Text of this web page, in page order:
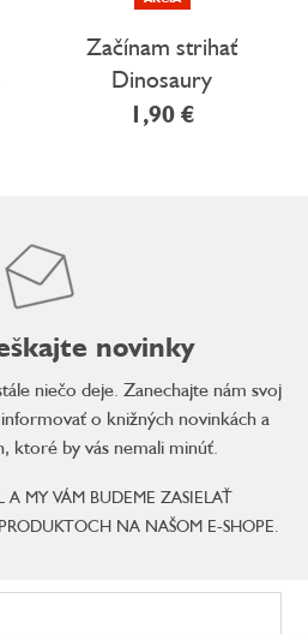
Začínam strihať
Dinosaury
1,90 €
novinky
niečo deje. Zanechajte nám svoj
o knižných novinkách a
ktoré by vás nemali minúť.
A MY VÁM BUDEME ZASIELAŤ
NA NAŠOM E-SHOPE.